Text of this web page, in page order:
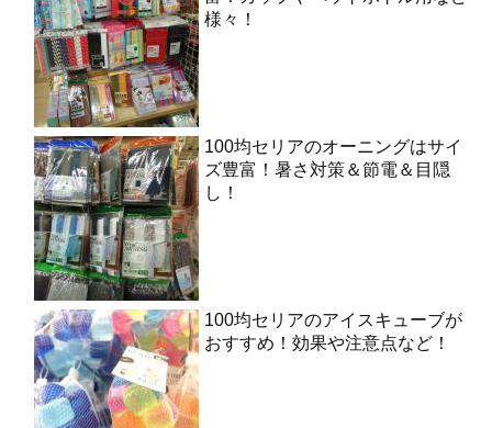
様々！
100均セリアのオーニングはサイ
ズ豊富！暑さ対策＆節電＆目隠
し！
100均セリアのアイスキューブが
おすすめ！効果や注意点など！